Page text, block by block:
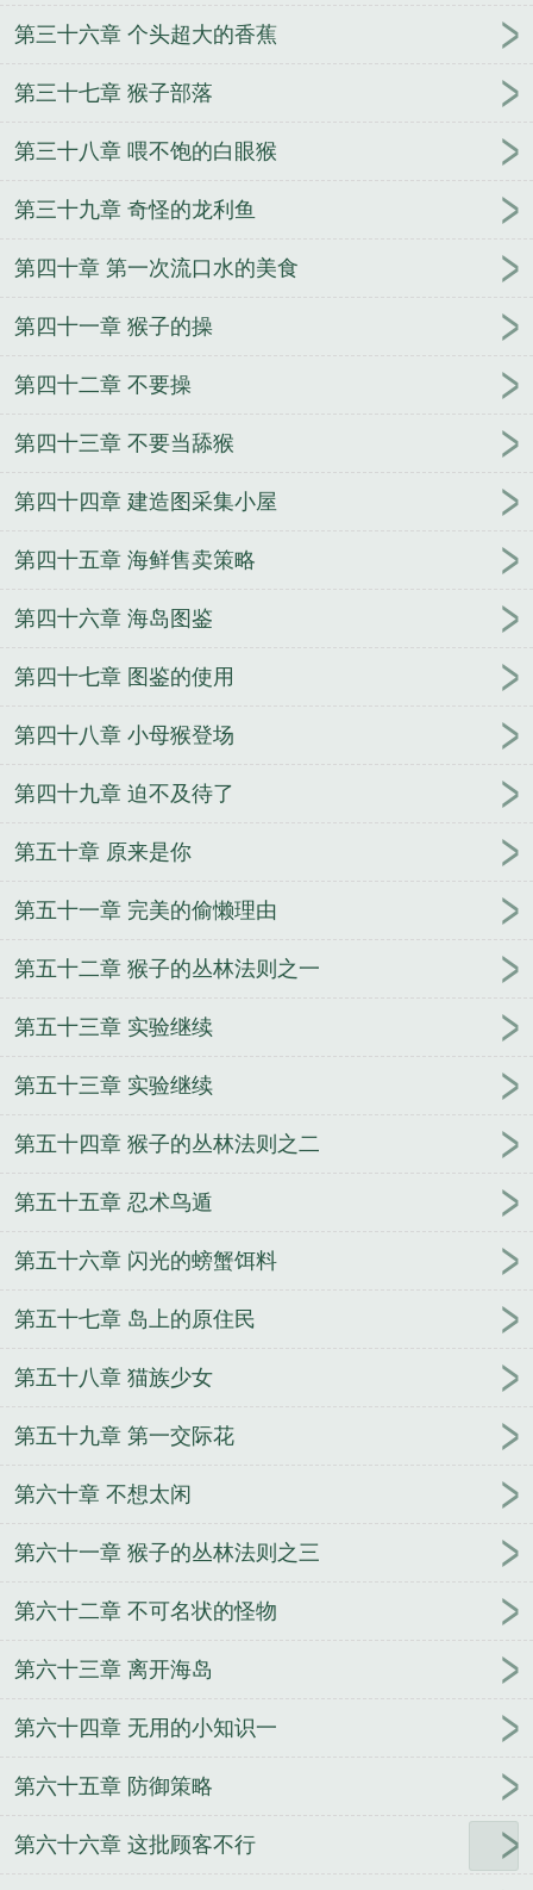
第三十六章 个头超大的香蕉
第三十七章 猴子部落
第三十八章 喂不饱的白眼猴
第三十九章 奇怪的龙利鱼
第四十章 第一次流口水的美食
第四十一章 猴子的操
第四十二章 不要操
第四十三章 不要当舔猴
第四十四章 建造图采集小屋
第四十五章 海鲜售卖策略
第四十六章 海岛图鉴
第四十七章 图鉴的使用
第四十八章 小母猴登场
第四十九章 迫不及待了
第五十章 原来是你
第五十一章 完美的偷懒理由
第五十二章 猴子的丛林法则之一
第五十三章 实验继续
第五十三章 实验继续
第五十四章 猴子的丛林法则之二
第五十五章 忍术鸟遁
第五十六章 闪光的螃蟹饵料
第五十七章 岛上的原住民
第五十八章 猫族少女
第五十九章 第一交际花
第六十章 不想太闲
第六十一章 猴子的丛林法则之三
第六十二章 不可名状的怪物
第六十三章 离开海岛
第六十四章 无用的小知识一
第六十五章 防御策略
第六十六章 这批顾客不行